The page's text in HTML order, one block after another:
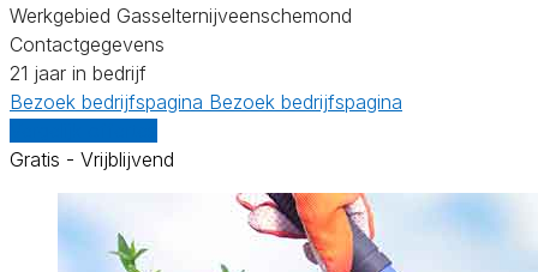
Werkgebied Gasselternijveenschemond
Contactgegevens
21 jaar in bedrijf
Bezoek bedrijfspagina Bezoek bedrijfspagina
Gratis - Vrijblijvend